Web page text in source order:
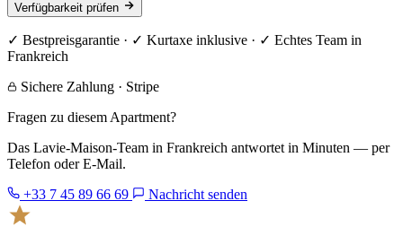
Verfügbarkeit prüfen
✓ Bestpreisgarantie · ✓ Kurtaxe inklusive · ✓ Echtes Team in
Frankreich
Sichere Zahlung · Stripe
Fragen zu diesem Apartment?
Das Lavie-Maison-Team in Frankreich antwortet in Minuten — per
Telefon oder E-Mail.
+33 7 45 89 66 69
Nachricht senden